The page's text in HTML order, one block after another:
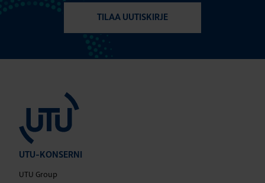
TILAA UUTISKIRJE
UTU-KONSERNI
UTU Group